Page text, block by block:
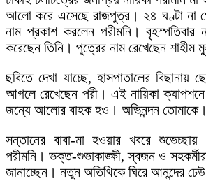
আলো করে এসেছে রাজপুত্র। ২৪ ঘণ্টা না
নাম প্রকাশ করলেন পরীমনি। বৃহস্পতিবার
করেছেন তিনি। পুত্রের নাম রেখেছেন শাহীম
ছবিতে দেখা যাচ্ছে, হাসপাতালের
আগলে রেখেছেন পরী। এই নায়িকা
জন্যে আলোর বাহক হও। অভিনন্দন
সন্তানের বাবা-মা হওয়ার খবরে
পরীমনি। ভক্ত-শুভাকাঙ্ক্ষী, স্বজন ও
জানাচ্ছেন। নতুন অতিথিকে ঘিরে আনন্দের